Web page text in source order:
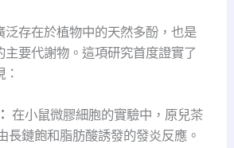
泛存在於植物中的天然多酚，也是
主要代謝物。這項研究首度證實了
在小鼠微膠細胞的實驗中，原兒茶
長鏈飽和脂肪酸誘發的發炎反應。